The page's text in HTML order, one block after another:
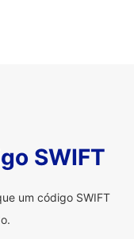
SWIFT
um código SWIFT